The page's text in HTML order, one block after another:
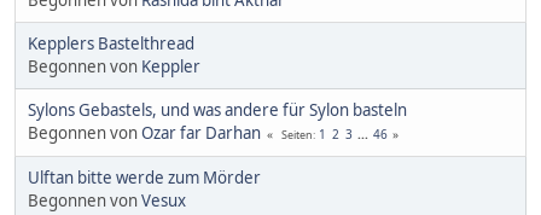
Kepplers Bastelthread
Begonnen von Keppler
Sylons Gebastels, und was andere für Sylon basteln
Begonnen vonOzar far Darhan Seiten 1 2 3 ... 46
Ulftan bitte werde zum Mörder
Begonnen vonVesux